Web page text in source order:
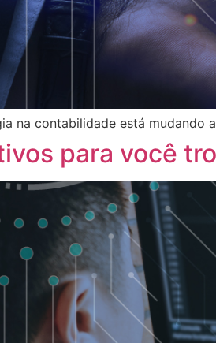
na contabilidade está mudando
para você